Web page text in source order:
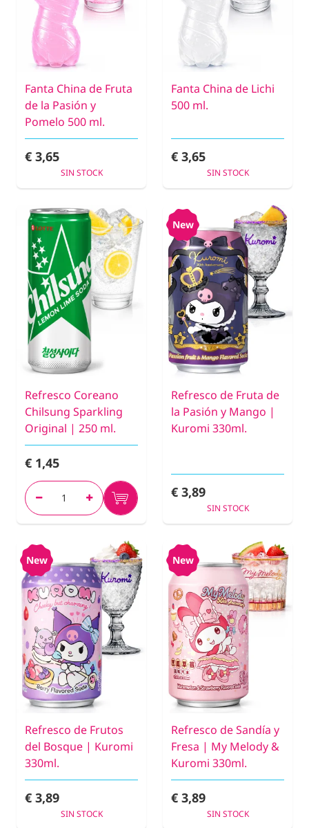
Fanta China de Fruta
de la Pasión y
Pomelo 500 ml.
€ 3,65
SIN STOCK
Fanta China de Lichi
500 ml.
€ 3,65
SIN STOCK
Refresco Coreano
Chilsung Sparkling
Original | 250 ml.
€ 1,45
New
Refresco de Fruta de
la Pasión y Mango |
Kuromi 330ml.
€ 3,89
SIN STOCK
New
Refresco de Frutos
del Bosque | Kuromi
330ml.
€ 3,89
SIN STOCK
New
Refresco de Sandía y
Fresa | My Melody &
Kuromi 330ml.
€ 3,89
SIN STOCK